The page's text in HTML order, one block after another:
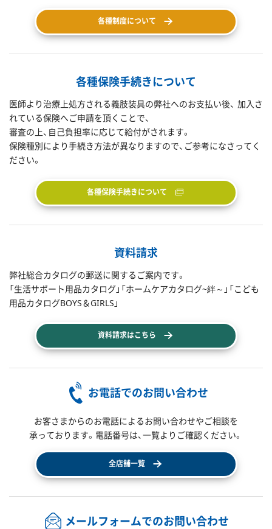
各種制度について
各種保険手続きについて
医師より治療上処方される義肢装具の弊社へのお支払い後、 加入さ
れている保険へご申請を頂くことで、
審査の上、自己負担率に応じて給付がされます。
保険種別により手続き方法が異なりますので、ご参考になさってく
ださい。
各種保険手続きについて
資料請求
弊社総合カタログの郵送に関するご案内です。
「生活サポート用品カタログ」「ホームケアカタログ~絆～」「こども
用品カタログBOYS＆GIRLS」
資料請求はこちら
お電話でのお問い合わせ
お客さまからのお電話によるお問い合わせやご相談を
承っております。電話番号は、一覧よりご確認ください。
全店舗一覧
メールフォームでのお問い合わせ